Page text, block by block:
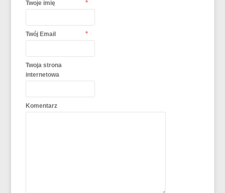
Twoje imię *
Twój Email *
Twoja strona
internetowa
Komentarz